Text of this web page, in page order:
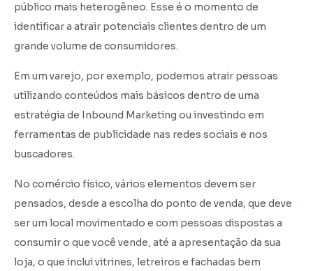
público mais heterogêneo. Esse é o momento de
identificar a atrair potenciais clientes dentro de um
grande volume de consumidores.
Em um varejo, por exemplo, podemos atrair pessoas
utilizando conteúdos mais básicos dentro de uma
estratégia de Inbound Marketing ou investindo em
ferramentas de publicidade nas redes sociais e nos
buscadores.
No comércio físico, vários elementos devem ser
pensados, desde a escolha do ponto de venda, que deve
ser um local movimentado e com pessoas dispostas a
consumir o que você vende, até a apresentação da sua
loja, o que inclui vitrines, letreiros e fachadas bem